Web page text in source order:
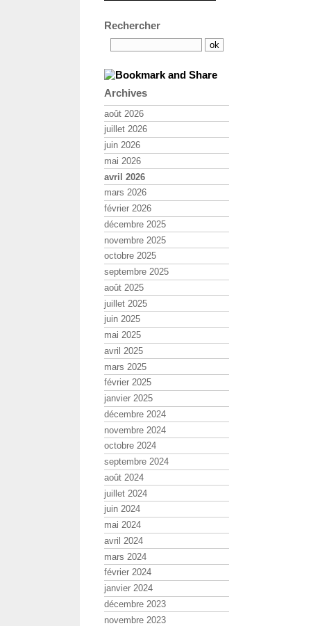
Rechercher
Archives
août 2026
juillet 2026
juin 2026
mai 2026
avril 2026
mars 2026
février 2026
décembre 2025
novembre 2025
octobre 2025
septembre 2025
août 2025
juillet 2025
juin 2025
mai 2025
avril 2025
mars 2025
février 2025
janvier 2025
décembre 2024
novembre 2024
octobre 2024
septembre 2024
août 2024
juillet 2024
juin 2024
mai 2024
avril 2024
mars 2024
février 2024
janvier 2024
décembre 2023
novembre 2023